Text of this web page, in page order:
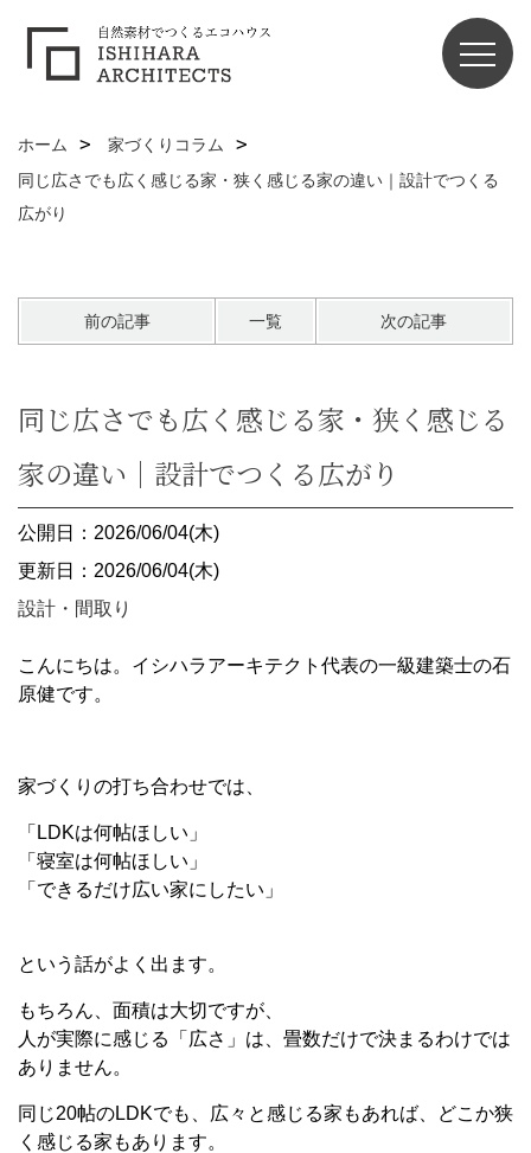
ホーム
家づくりコラム
同じ広さでも広く感じる家・狭く感じる家の違い｜設計でつくる
広がり
前の記事 一覧 次の記事
同じ広さでも広く感じる家・狭く感じる
家の違い｜設計でつくる広がり
公開日：2026/06/04(木)
更新日：2026/06/04(木)
設計・間取り
こんにちは。イシハラアーキテクト代表の一級建築士の石
原健です。
家づくりの打ち合わせでは、
「 LDKは何帖ほしい」
「寝室は何帖ほしい」
「できるだけ広い家にしたい」
という話がよく出ます。
もちろん、面積は大切ですが、
人が実際に感じる「広さ」は、畳数だけで決まるわけでは
ありません。
同じ20帖のLDKでも、広々と感じる家もあれば、どこか狭
く感じる家もあります。